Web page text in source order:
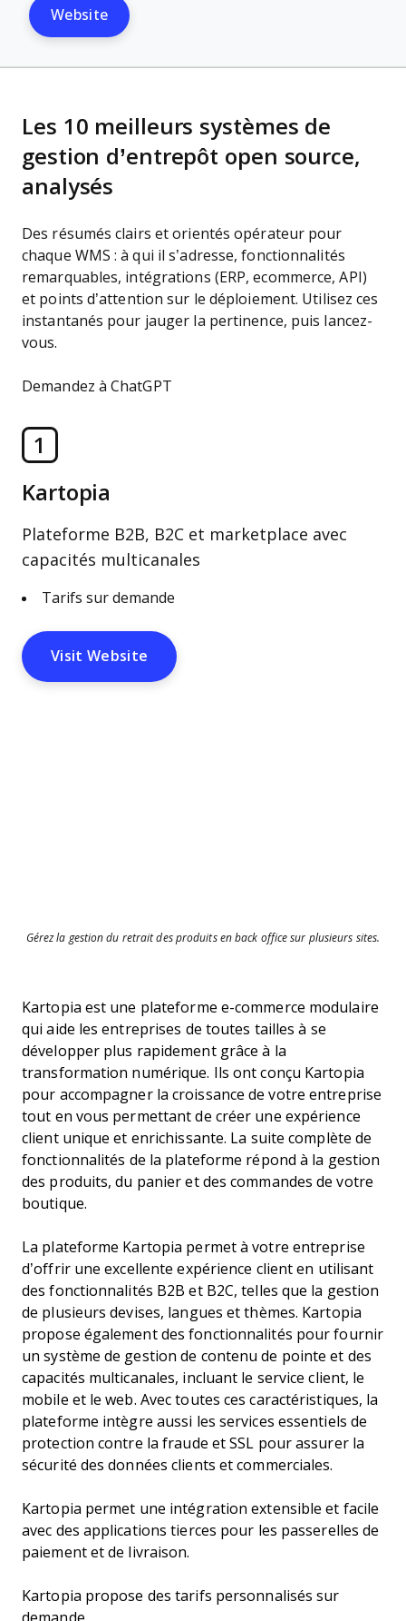
Website
Les 10 meilleurs systèmes de
gestion d’entrepôt open source,
analysés
Des résumés clairs et orientés opérateur pour
chaque WMS : à qui il s’adresse, fonctionnalités
remarquables, intégrations (ERP, ecommerce, API)
et points d’attention sur le déploiement. Utilisez ces
instantanés pour jauger la pertinence, puis lancez-
vous.
Demandez à ChatGPT
1
Kartopia
Plateforme B2B, B2C et marketplace avec
capacités multicanales
Tarifs sur demande
Visit Website
Gérez la gestion du retrait des produits en back office sur plusieurs sites.
Kartopia est une plateforme e-commerce modulaire
qui aide les entreprises de toutes tailles à se
développer plus rapidement grâce à la
transformation numérique. Ils ont conçu Kartopia
pour accompagner la croissance de votre entreprise
tout en vous permettant de créer une expérience
client unique et enrichissante. La suite complète de
fonctionnalités de la plateforme répond à la gestion
des produits, du panier et des commandes de votre
boutique.
La plateforme Kartopia permet à votre entreprise
d’offrir une excellente expérience client en utilisant
des fonctionnalités B2B et B2C, telles que la gestion
de plusieurs devises, langues et thèmes. Kartopia
propose également des fonctionnalités pour fournir
un système de gestion de contenu de pointe et des
capacités multicanales, incluant le service client, le
mobile et le web. Avec toutes ces caractéristiques, la
plateforme intègre aussi les services essentiels de
protection contre la fraude et SSL pour assurer la
sécurité des données clients et commerciales.
Kartopia permet une intégration extensible et facile
avec des applications tierces pour les passerelles de
paiement et de livraison.
Kartopia propose des tarifs personnalisés sur
demande.